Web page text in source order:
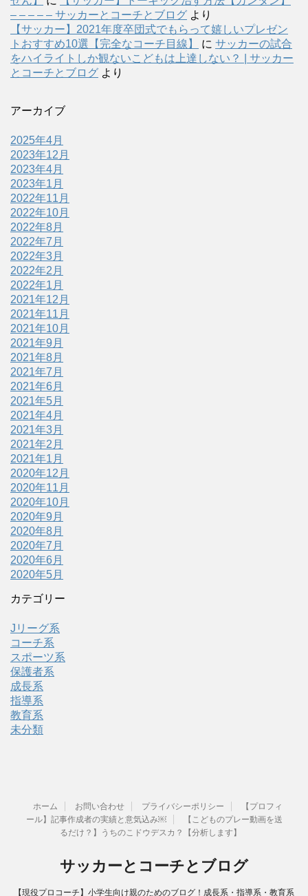
– – – – – サッカーとコーチとブログ より
【サッカー】2021年度卒団式でもらって嬉しいプレゼン
トおすすめ10選【完全なコーチ目線】
に サッカーの試合
をハイライトしか観ないこどもは上達しない？ | サッカー
とコーチとブログ より
アーカイブ
2025年4月
2023年12月
2023年4月
2023年1月
2022年11月
2022年10月
2022年8月
2022年7月
2022年3月
2022年2月
2022年1月
2021年12月
2021年11月
2021年10月
2021年9月
2021年8月
2021年7月
2021年6月
2021年5月
2021年4月
2021年3月
2021年2月
2021年1月
2020年12月
2020年11月
2020年10月
2020年9月
2020年8月
2020年7月
2020年6月
2020年5月
カテゴリー
Jリーグ系
コーチ系
スポーツ系
保護者系
成長系
指導系
教育系
未分類
ホーム お問い合わせ プライバシーポリシー
【プロフィ
ール】記事作成者の実績と意気込み￼
【こどものプレー動画を送
るだけ？】うちのこドウデスカ？【分析します】
サッカーとコーチとブログ
【現役プロコーチ】小学生向け親のためのブログ！成長系・指導系・教育系